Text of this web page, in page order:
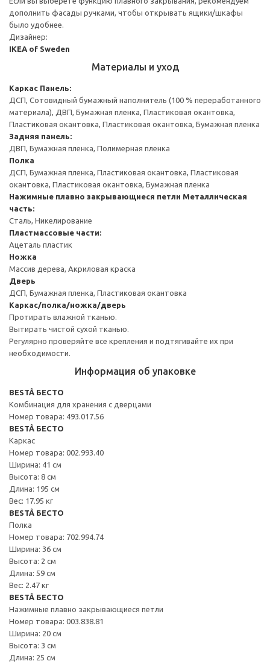
дополнить фасады ручками, чтобы открывать ящики/шкафы
было удобнее.
Дизайнер:
IKEA of Sweden
Материалы и уход
Каркас Панель:
ДСП, Сотовидный бумажный наполнитель (100 % переработанного
материала), ДВП, Бумажная пленка, Пластиковая окантовка,
Пластиковая окантовка, Пластиковая окантовка, Бумажная пленка
Задняя панель:
ДВП, Бумажная пленка, Полимерная пленка
Полка
ДСП, Бумажная пленка, Пластиковая окантовка, Пластиковая
окантовка, Пластиковая окантовка, Бумажная пленка
Нажимные плавно закрывающиеся петли Металлическая
часть:
Сталь, Никелирование
Пластмассовые части:
Ацеталь пластик
Ножка
Массив дерева, Акриловая краска
Дверь
ДСП, Бумажная пленка, Пластиковая окантовка
Каркас/полка/ножка/дверь
Протирать влажной тканью.
Вытирать чистой сухой тканью.
Регулярно проверяйте все крепления и подтягивайте их при
необходимости.
Информация об упаковке
BESTÅ БЕСТО
Комбинация для хранения с дверцами
Номер товара: 493.017.56
BESTÅ БЕСТО
Каркас
Номер товара: 002.993.40
Ширина: 41 см
Высота: 8 см
Длина: 195 см
Вес: 17.95 кг
BESTÅ БЕСТО
Полка
Номер товара: 702.994.74
Ширина: 36 см
Высота: 2 см
Длина: 59 см
Вес: 2.47 кг
BESTÅ БЕСТО
Нажимные плавно закрывающиеся петли
Номер товара: 003.838.81
Ширина: 20 см
Высота: 3 см
Длина: 25 см